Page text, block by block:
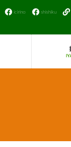
icirino shishiku